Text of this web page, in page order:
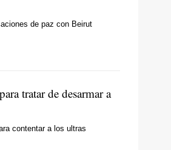
de paz con Beirut
tratar de desarmar a
contentar a los ultras